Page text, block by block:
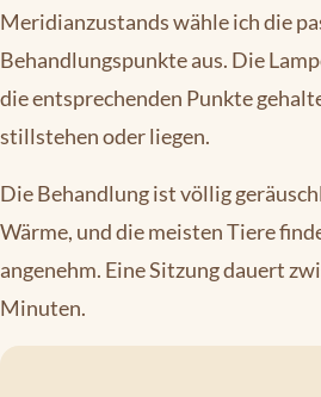
Meridianzustands wähle ich die
Behandlungspunkte aus. Die
die entsprechenden Punkte
stillstehen oder liegen.
Die Behandlung ist völlig
Wärme, und die meisten Tiere
angenehm. Eine Sitzung dauert
Minuten.